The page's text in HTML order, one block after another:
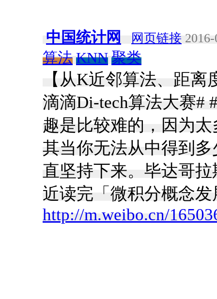
中国统计网 网页链接
算法 KNN 聚类
【从K近邻算法、距
滴滴Di-tech算法大赛#
趣是比较难的，因为
其当你无法从中得到
直坚持下来。毕达哥
近读完「微积分概念
http://m.weibo.cn/